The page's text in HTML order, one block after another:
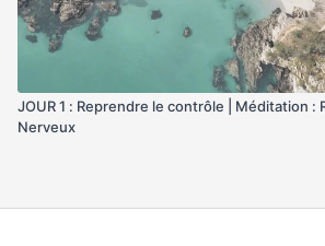
JOUR 1 : Reprendre le contrôle | Méditation :
Nerveux